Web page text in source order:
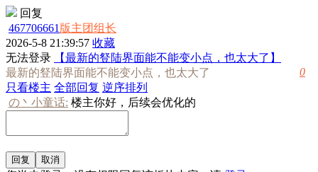
回复
467706661 版主团组长
2026-5-8 21:39:57 收藏
无法登录
【最新的豋陆界面能不能变小点，也太大了】
最新的豋陆界面能不能变小点，也太大了
0
只看楼主 全部回复 逆序排列
の丶小童话: 楼主你好，后续会优化的